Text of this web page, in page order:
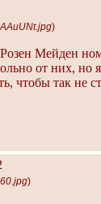
)
Мейден
от них, но
чтобы так не
)